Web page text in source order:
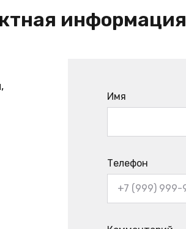
информация
Имя
Телефон